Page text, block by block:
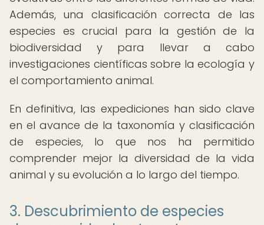
Además, una clasificación correcta de las
especies es crucial para la gestión de la
biodiversidad y para llevar a cabo
investigaciones científicas sobre la ecología y
el comportamiento animal.
En definitiva, las expediciones han sido clave
en el avance de la taxonomía y clasificación
de especies, lo que nos ha permitido
comprender mejor la diversidad de la vida
animal y su evolución a lo largo del tiempo.
3. Descubrimiento de especies